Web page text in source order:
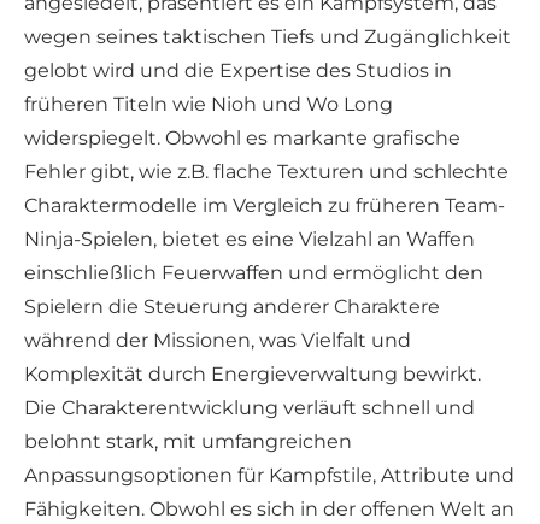
wegen seines taktischen Tiefs und Zugänglichkeit
gelobt wird und die Expertise des Studios in
früheren Titeln wie Nioh und Wo Long
widerspiegelt. Obwohl es markante grafische
Fehler gibt, wie z.B. flache Texturen und schlechte
Charaktermodelle im Vergleich zu früheren Team-
Ninja-Spielen, bietet es eine Vielzahl an Waffen
einschließlich Feuerwaffen und ermöglicht den
Spielern die Steuerung anderer Charaktere
während der Missionen, was Vielfalt und
Komplexität durch Energieverwaltung bewirkt.
Die Charakterentwicklung verläuft schnell und
belohnt stark, mit umfangreichen
Anpassungsoptionen für Kampfstile, Attribute und
Fähigkeiten. Obwohl es sich in der offenen Welt an